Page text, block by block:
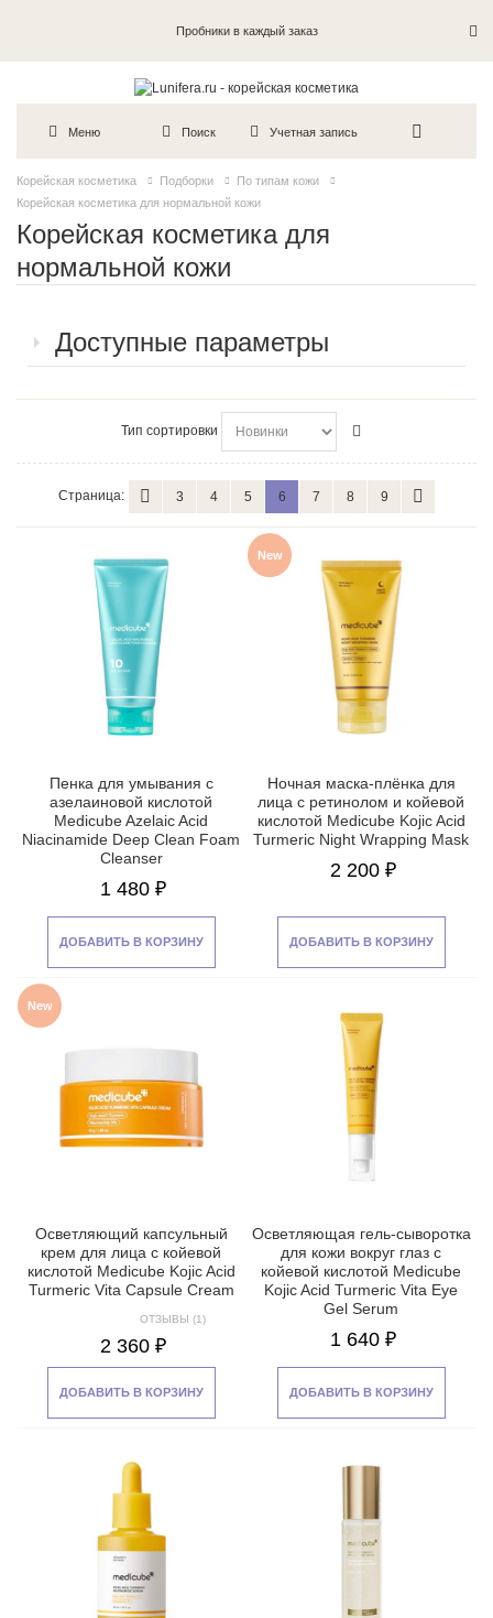
Пробники в каждый заказ
Меню Поиск Учетная запись
Корейская косметика Подборки
По типам кожи
Корейская косметика для нормальной кожи
Корейская косметика для
нормальной кожи
Доступные параметры
Тип сортировки
Страница: 3 4 5 6 7 8 9
Пенка для умывания с
азелаиновой кислотой
Medicube Azelaic Acid
Niacinamide Deep Clean Foam
Cleanser
1 480 ₽
ДОБАВИТЬ В КОРЗИНУ
New
Ночная маска-плёнка для
лица с ретинолом и койевой
кислотой Medicube Kojic Acid
Turmeric Night Wrapping Mask
2 200 ₽
ДОБАВИТЬ В КОРЗИНУ
New
Осветляющий капсульный
крем для лица с койевой
кислотой Medicube Kojic Acid
Turmeric Vita Capsule Cream
ОТЗЫВЫ (1)
2 360 ₽
ДОБАВИТЬ В КОРЗИНУ
Осветляющая гель-сыворотка
для кожи вокруг глаз с
койевой кислотой Medicube
Kojic Acid Turmeric Vita Eye
Gel Serum
1 640 ₽
ДОБАВИТЬ В КОРЗИНУ